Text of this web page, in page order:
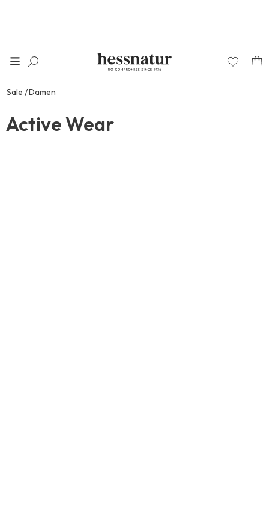
Sale Damen
Active Wear